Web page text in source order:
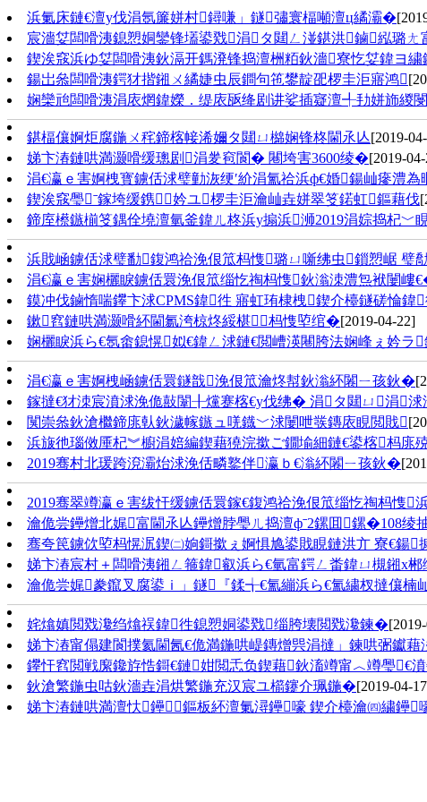
浜氭床鏈€澶у伐涓氬簾姘村鐞嗛」鐩彇寰楅噸澶ц繘灞�
宸濇姇闆嗗洟鎴愬姛鑾锋壒鍙戣涓タ閮ㄥ湴鍖洪鏀紭璐ㄤ
鍥涘窛浜ゆ姇闆嗗洟鈥滆开鎷溌锋捣澶栦粨鈥濇寮忔姇鍏ヨ
鍚岀叅闆嗗洟鍔犲揩鎺ㄨ繘婕虫辰鐧句竾鐢靛巶椤圭洰寤鸿
娴欒兘闆嗗洟涓庡焹鍏嬫．缇庡瓪绛剧讲娑插寲澶╃劧姘斾緵
鍖楅儴婀炬腐鍦ㄨ秺鍗楁帹浠嬭タ閮ㄩ檰娴锋柊閫氶亾[2019-
娣卞湷鏈哄満灏嗗缓璁剧涓夎窇閬� 闀垮害3600绫�[2019-
涓€瀛ｅ害婀栧寳鐪佸浗璧勭洃绠′紒涓氳祫浜ф€婚鍚屾瘮澧為
鍥涘窛璺ˉ鎵垮缓鎸▉妗ユ椤圭洰瀹屾垚姘翠笅鍩虹鏂藉伐
鍗庢櫒鏃椾笅鍝佺墝澶氫釜鍏ㄦ柊浜у搧浜浉2019涓婃捣杞﹀
浜戝崡鐪佸浗璧勫鍑鸿祫浼佷笟杩愯璐ㄩ噺绋虫鎻愬崌 璧
涓€瀛ｅ害娴欐睙鐪佸睘浼佷笟缁忔祹杩愯鈥滃洓澧炰袱闄嶁
鏌冲伐鏀惰喘鑻卞浗CPMS鍏徃 寤虹珛棣栧鍥介檯鐩磋惀鍏
鏉窞鏈哄満灏嗗紑閫氱洿椋炵綏椹杩愯埅绾�[2019-04-22]
娴欐睙浜ら€氬畬鎴愰姒€鍏ㄥ浗鏈€閲嶆渶闀胯法娴峰ぇ妗ラ
涓€瀛ｅ害婀栧崡鐪佸睘鐩戠浼佷笟瀹炵幇鈥滃紑闂ㄧ孩鈥�
鎵撻€犲洓宸濆浗浼佹敼闈╂爣蹇楁€у伐绋� 涓タ閮ㄩ涓浗
闃崇叅鈥滄檵鍗庣倝鈥濊幏鏃ュ唴鐡﹀浗闄呭彂鏄庡睍閲戝
浜旇彵瑙傚厜杞︾櫥涓婄編鍥藉獟浣撳ご鐗堬細鏈€鍙楁杩庣
2019骞村北瑗跨渷灞炲浗浼佸疄鐜伴瀛ｂ€滃紑闂ㄧ孩鈥�
2019骞翠竴瀛ｅ害绂忓缓鐪佸睘鎵€鍑鸿祫浼佷笟缁忔祹杩愯
瀹佹尝鑸熷北娓富閫氶亾鑸熷脖璺ㄦ捣澶фˉ2鏍囬鏍�108绫
骞夸笢鐪佽埅杩愰泦鍥㈡姠鎶撳ぇ婀惧尯鍙戝睍鏈洪亣 寮€鍚
娣卞湷宸村＋闆嗗洟鎺ㄥ箍鍏叡浜ら€氫富鍔ㄥ畨鍏ㄩ槻鎺х
瀹佹尝娓豢鑹叉腐鍙ｉ」鐩『鍒╅€氳繃浜ら€氳繍杈撻儴楠
姹熻嫃閲戣瀺绉熻祦鍏徃鎴愬姛鍙戣缁胯壊閲戣瀺鍊�
娣卞湷甯傝建閬撲氦閫氥€佹満鍦哄崼鏄熷巺涓撻」鍊哄弻钀
鑻忓窞閲戦緳鑱斿悎鎶€鏈姏閲忎负鍥藉鈥滀竴甯︿竴璺€
鈥滄繁鍦虫咕鈥濇垚涓烘繁鍦充汉宸ユ櫤鑳介珮鍦�[2019-04-
娣卞湷鏈哄満澶忕鑸鏂板紑澶氭潯鑸嚎 鍥介檯瀹㈣繍鑸